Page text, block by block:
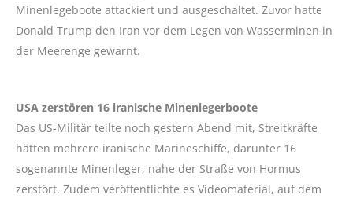
Minenlegeboote attackiert und ausgeschaltet. Zuvor hatte
Donald Trump den Iran vor dem Legen von Wasserminen in
der Meerenge gewarnt.
USA zerstören 16 iranische Minenlegerboote
Das US-Militär teilte noch gestern Abend mit, Streitkräfte
hätten mehrere iranische Marineschiffe, darunter 16
sogenannte Minenleger, nahe der Straße von Hormus
zerstört. Zudem veröffentlichte es Videomaterial, auf dem